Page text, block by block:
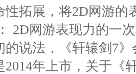
性拓展，将2D网游的
2D网游表现力的一
的说法，《轩辕剑7
2014年上市，关于《